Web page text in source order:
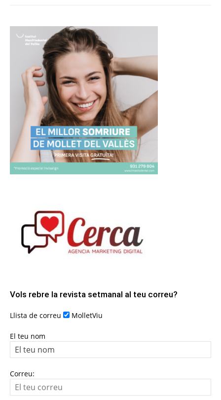
Vols rebre la revista setmanal al teu correu?
Llista de correu MolletViu
El teu nom
Correu: